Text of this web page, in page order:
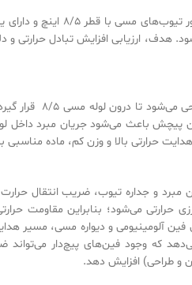
در این مطالعه تأثیر فین
هدف، ارزیابی افزایش تبادل حرارتی و
فین ستاره‌ای از ورق
پیچش باعث می‌شود جریان مبرد داخل
حرارتی بالا و وزن کم، ماده
و جداره تیوب، ضریب انتقال
می‌شود؛ بنابراین مقاومت
آلومینیومی و دیواره مسی، مسیر
که وجود فین‌های پیچ‌دار می‌تواند